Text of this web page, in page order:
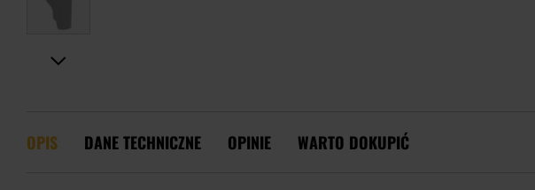
OPIS DANE TECHNICZNE OPINIE WARTO DOKUPIĆ